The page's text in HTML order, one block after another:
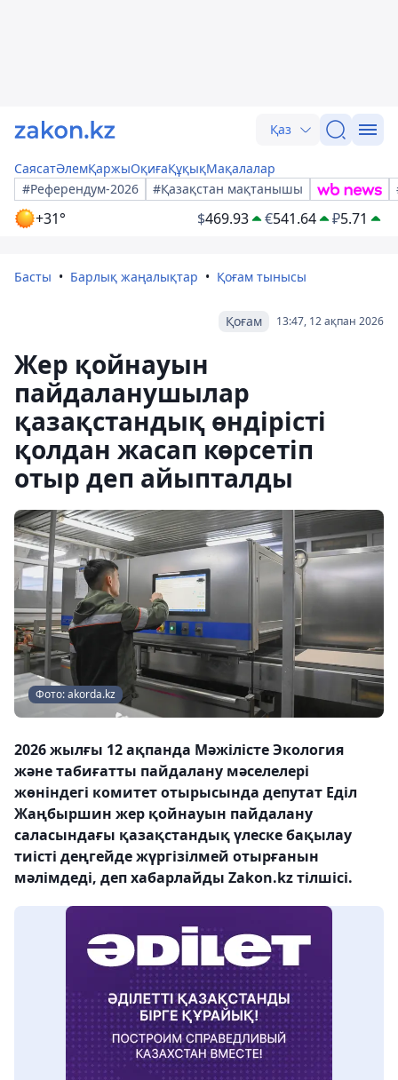
Қаз
СаясатӘлемҚаржыОқиғаҚұқықМақалалар
#Референдум-2026
#Қазақстан мақтанышы
+31° $469.93 €541.64 ₽5.71
Басты Барлық жаңалықтар Қоғам тынысы
13:47, 12 ақпан 2026
Қоғам
Жер қойнауын
пайдаланушылар
қазақстандық өндірісті
қолдан жасап көрсетіп
отыр деп айыпталды
Фото: akorda.kz
2026 жылғы 12 ақпанда Мәжілісте Экология
және табиғатты пайдалану мәселелері
жөніндегі комитет отырысында депутат Еділ
Жаңбыршин жер қойнауын пайдалану
саласындағы қазақстандық үлеске бақылау
тиісті деңгейде жүргізілмей отырғанын
мәлімдеді, деп хабарлайды Zakon.kz тілшісі.